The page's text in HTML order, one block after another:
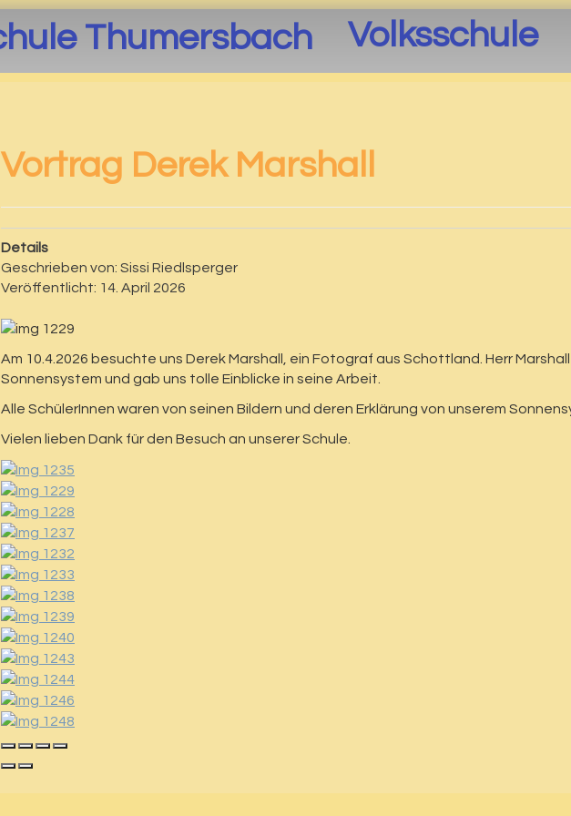
Volksschule
Vortrag Derek Marshall
Details
Geschrieben von: Sissi Riedlsperger
Veröffentlicht: 14. April 2026
Am 10.4.2026 besuchte uns Derek Marshall, ein Fotograf aus Schottland. Herr
Sonnensystem und gab uns tolle Einblicke in seine Arbeit.
Alle SchülerInnen waren von seinen Bildern und deren Erklärung von unserem
Vielen lieben Dank für den Besuch an unserer Schule.